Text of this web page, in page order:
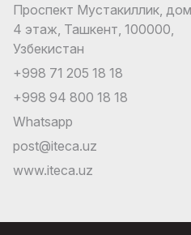
Проспект Мустакиллик,
4 этаж, Ташкент, 100000,
Узбекистан
+998 71 205 18 18
+998 94 800 18 18
Whatsapp
post@iteca.uz
www.iteca.uz